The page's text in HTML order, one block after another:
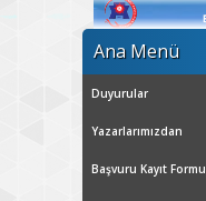
Ana Menü
Duyurular
Yazarlarımızdan
Başvuru Kayıt Formu